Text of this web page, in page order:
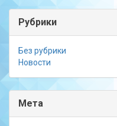
Рубрики
Без рубрики
Новости
Мета